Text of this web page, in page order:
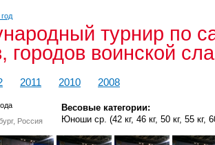
турнир по
городов воинской
2011 2010 2008
Россия
Весовые категории:
Юноши ср. (42 кг, 46 кг, 50 кг, 55 кг,